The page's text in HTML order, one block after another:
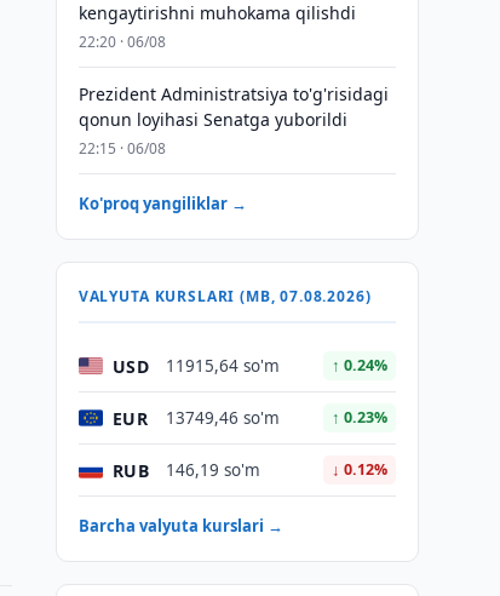
kengaytirishni muhokama qilishdi
22:20 · 06/08
Prezident Administratsiya to'g'risidagi
qonun loyihasi Senatga yuborildi
22:15 · 06/08
Ko'proq yangiliklar →
VALYUTA KURSLARI (MB, 07.08.2026)
USD 11915,64 so'm ↑ 0.24%
EUR 13749,46 so'm ↑ 0.23%
RUB 146,19 so'm ↓ 0.12%
Barcha valyuta kurslari →